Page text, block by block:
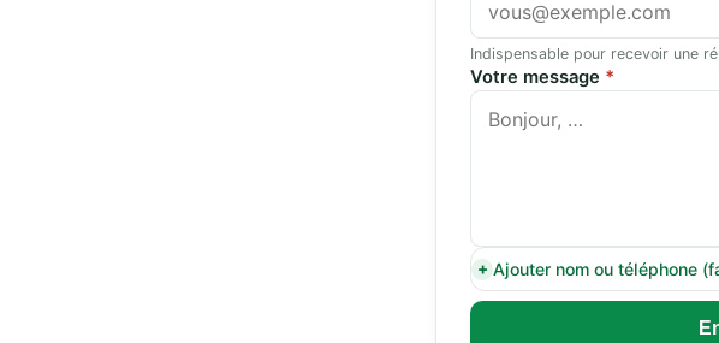
Indispensable pour recevoir une
Votre message *
Ajouter nom ou téléphone